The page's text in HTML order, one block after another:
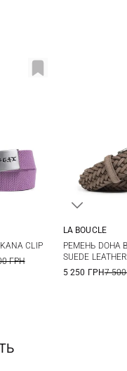
CLIP
ГРН
LA BOUCLE
РЕМЕНЬ DOHA
SUEDE LEATHER
5 250 ГРН7